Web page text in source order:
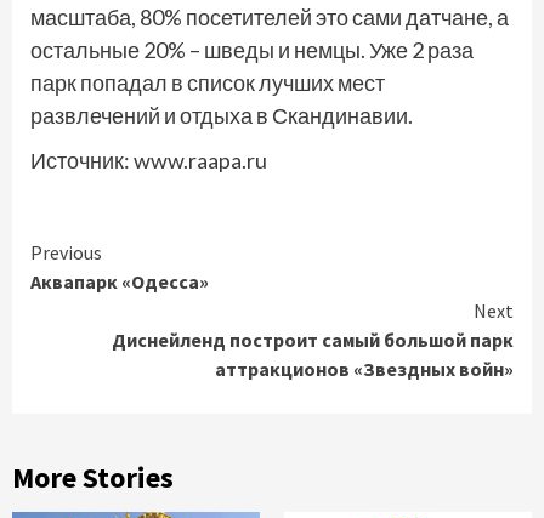
масштаба, 80% посетителей это сами датчане, а
остальные 20% – шведы и немцы. Уже 2 раза
парк попадал в список лучших мест
развлечений и отдыха в Скандинавии.
Источник: www.raapa.ru
Continue
Reading
Previous
Аквапарк «Одесса»
Next
Диснейленд построит самый большой парк
аттракционов «Звездных войн»
More Stories